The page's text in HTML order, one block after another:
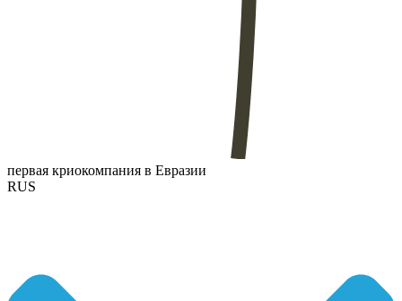
первая криокомпания в Евразии
RUS